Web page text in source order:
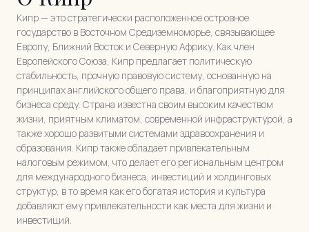
Кипр — это стратегически расположенное островное
государство в Восточном Средиземноморье, связывающее
Европу, Ближний Восток и Северную Африку. Как член
Европейского Союза, Кипр предлагает политическую
стабильность, прочную правовую систему, основанную на
принципах английского общего права, и благоприятную для
бизнеса среду. Страна известна своим высоким качеством
жизни, приятным климатом, современной инфраструктурой, а
также хорошо развитыми системами здравоохранения и
образования. Кипр также обладает привлекательным
налоговым режимом, что делает его региональным центром
для международного бизнеса, инвестиций и холдинговых
структур, в то время как его богатая история и культура
добавляют ему привлекательности как места для жизни и
инвестиций.